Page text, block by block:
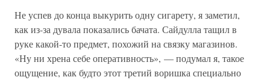
Не успев до конца выкурить одну сигарету, я заметил,
как из-за дувала показались бачата. Сайдулла тащил в
руке какой-то предмет, похожий на связку магазинов.
«Ну ни хрена себе оперативность», — подумал я, такое
ощущение, как будто этот третий воришка специально